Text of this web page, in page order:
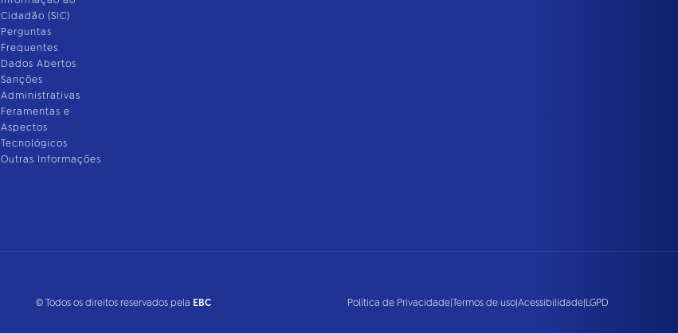
Cidadão (SIC)
Perguntas
Frequentes
Dados Abertos
Sanções
Administrativas
Feramentas e
Aspectos
Tecnológicos
Outras Informações
© Todos os direitos reservados pela EBC Política de Privacidade|Termos de uso|Acessibilidade|LGPD